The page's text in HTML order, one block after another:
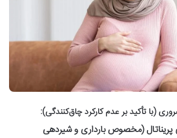
(با تأکید بر عدم کارکرد چاق‌کنندگی):
پریناتال (مخصوص بارداری و شیردهی